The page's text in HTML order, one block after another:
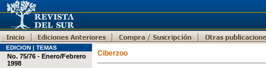
EDICION | TEMAS
No. 75/76 - Enero/Febrero
1998
Ciberzoo